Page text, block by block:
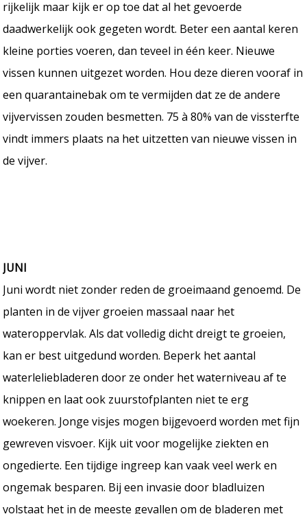
rijkelijk maar kijk er op toe dat al het gevoerde
daadwerkelijk ook gegeten wordt. Beter een aantal keren
kleine porties voeren, dan teveel in één keer. Nieuwe
vissen kunnen uitgezet worden. Hou deze dieren vooraf in
een quarantainebak om te vermijden dat ze de andere
vijvervissen zouden besmetten. 75 à 80% van de vissterfte
vindt immers plaats na het uitzetten van nieuwe vissen in
de vijver.
JUNI
Juni wordt niet zonder reden de groeimaand genoemd. De
planten in de vijver groeien massaal naar het
wateroppervlak. Als dat volledig dicht dreigt te groeien,
kan er best uitgedund worden. Beperk het aantal
waterleliebladeren door ze onder het waterniveau af te
knippen en laat ook zuurstofplanten niet te erg
woekeren. Jonge visjes mogen bijgevoerd worden met fijn
gewreven visvoer. Kijk uit voor mogelijke ziekten en
ongedierte. Een tijdige ingreep kan vaak veel werk en
ongemak besparen. Bij een invasie door bladluizen
volstaat het in de meeste gevallen om de bladeren met